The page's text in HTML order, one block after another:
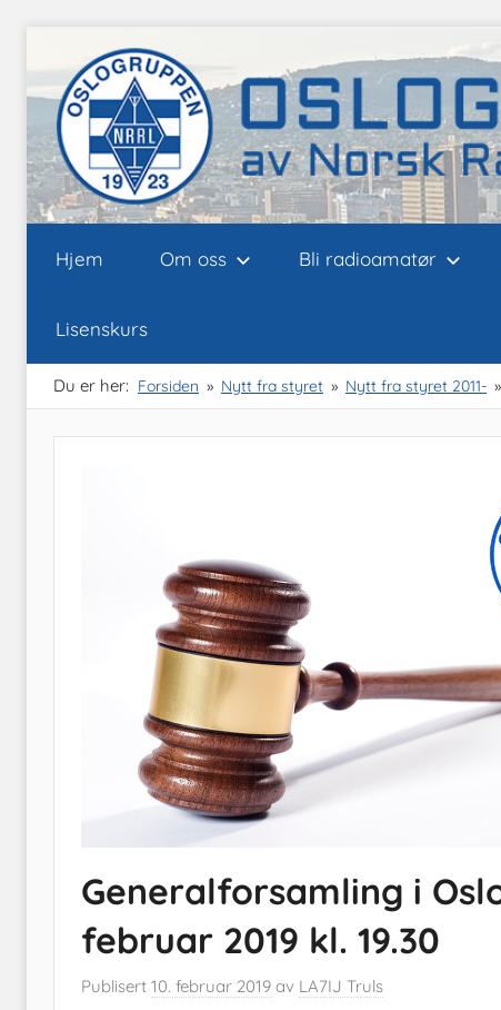
to
content
Oslogruppen
av
NRRL
Hjem Om oss Bli radioamatør
Lisenskurs
Du er her: Forsiden Nytt fra styret Nytt fra styret 2011-
Generalforsamling i
februar 2019 kl. 19.30
Publisert 10. februar 2019 av LA7IJ Truls